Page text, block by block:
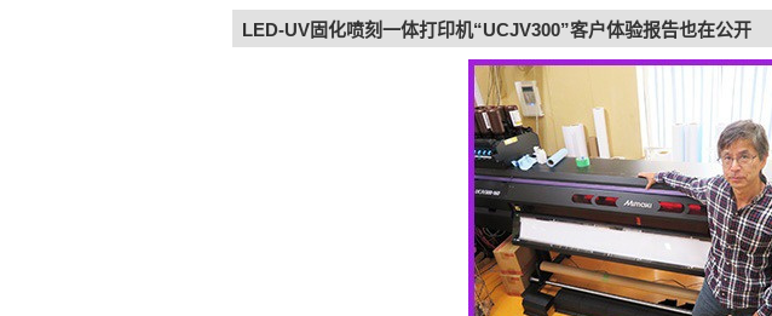
LED-UV固化喷刻一体打印机“UCJV300”客户体验报告也在公开